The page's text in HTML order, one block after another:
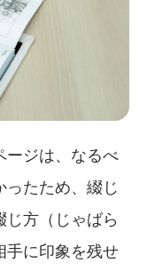
ージは、なるべ
ったため、綴じ
方（じゃばら
手に印象を残せ